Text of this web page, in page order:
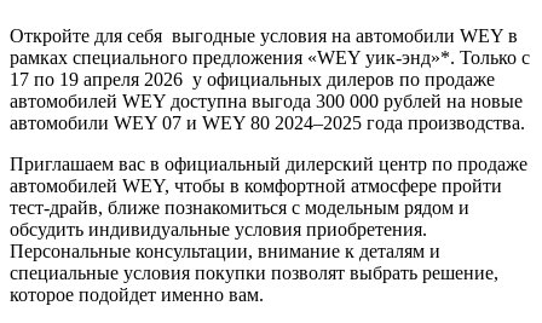
Откройте для себя выгодные условия на автомобили WEY в
рамках специального предложения «WEY уик-энд»*. Только с
17 по 19 апреля 2026 у официальных дилеров по продаже
автомобилей WEY доступна выгода 300 000 рублей на новые
автомобили WEY 07 и WEY 80 2024–2025 года производства.
Приглашаем вас в официальный дилерский центр по продаже
автомобилей WEY, чтобы в комфортной атмосфере пройти
тест-драйв, ближе познакомиться с модельным рядом и
обсудить индивидуальные условия приобретения.
Персональные консультации, внимание к деталям и
специальные условия покупки позволят выбрать решение,
которое подойдет именно вам.